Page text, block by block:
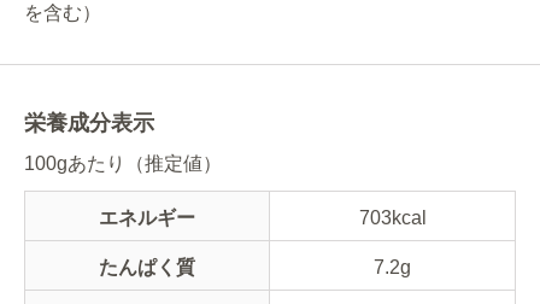
を含む）
栄養成分表示
100gあたり（推定値）
エネルギー 703kcal
たんぱく質 7.2g